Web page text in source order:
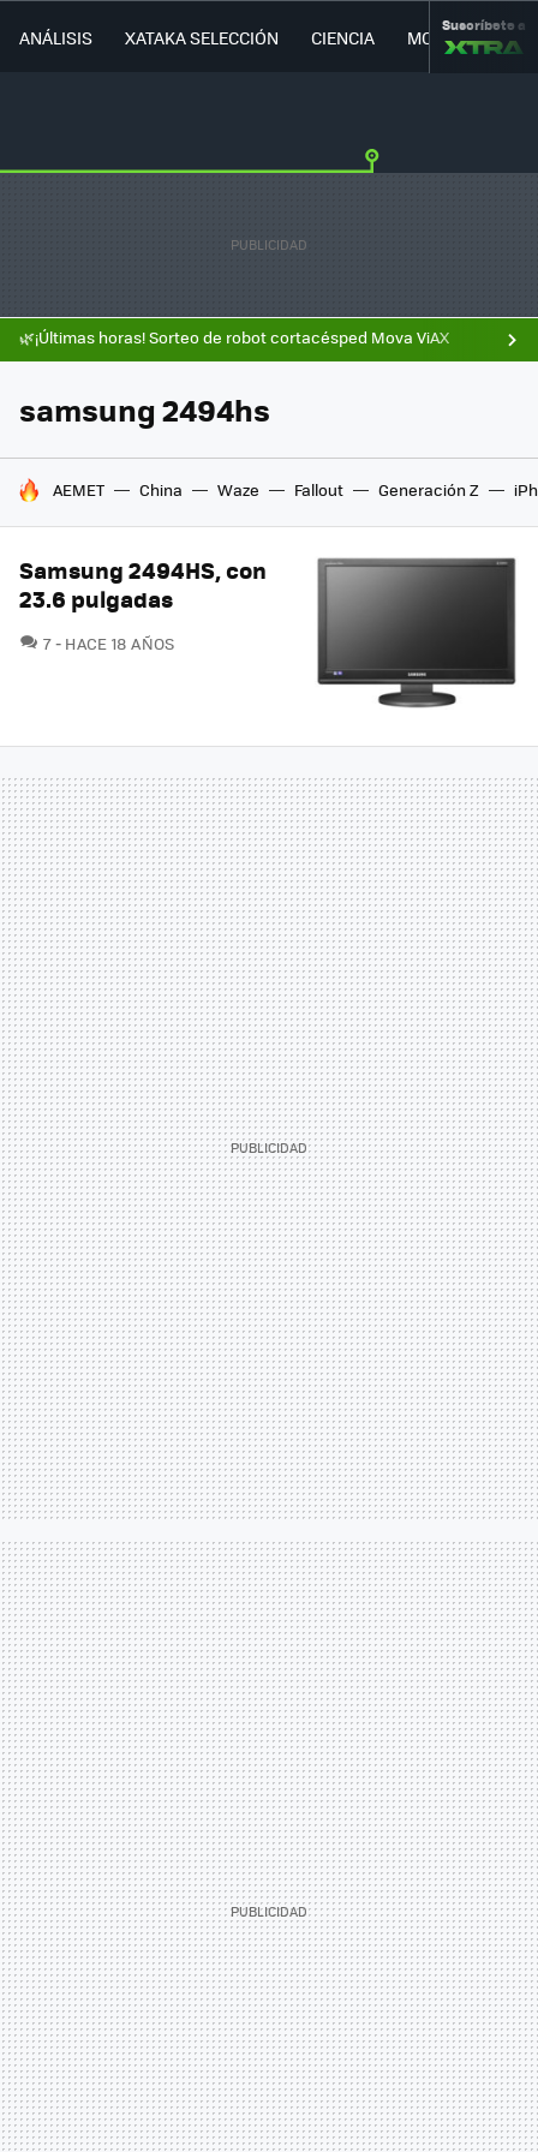
ANÁLISIS XATAKA SELECCIÓN CIENCIA MOVILIDAD
Suscríbete a
🌿¡Últimas horas! Sorteo de robot cortacésped Mova ViAX
samsung 2494hs
HOY SE HABLA DE
AEMET China Waze Fallout Generación Z
Samsung 2494HS, con
23.6 pulgadas
7COMENTARIOS
HACE 18 AÑOS